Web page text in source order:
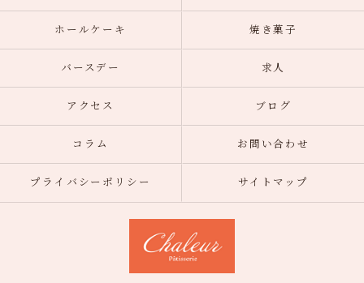
ホールケーキ 焼き菓子
バースデー 求人
アクセス ブログ
コラム お問い合わせ
プライバシーポリシー サイトマップ